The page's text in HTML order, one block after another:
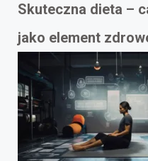
Skuteczna dieta –
jako element